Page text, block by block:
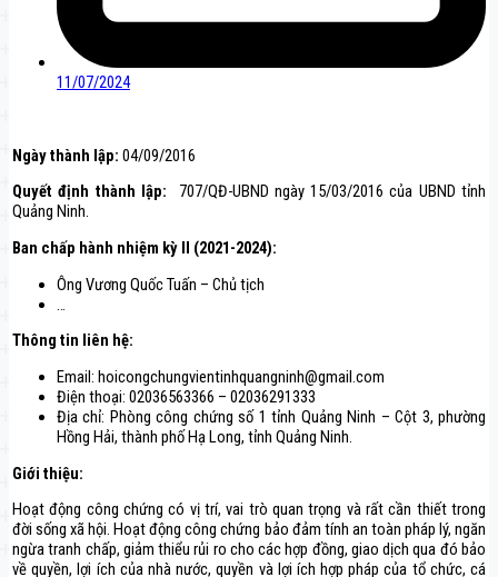
11/07/2024
Ngày thành lập: 04/09/2016
Quyết định thành lập: 707/QĐ-UBND ngày 15/03/2016 của UBND tỉnh
Quảng Ninh.
Ban chấp hành nhiệm kỳ II (2021-2024):
Ông Vương Quốc Tuấn – Chủ tịch
…
Thông tin liên hệ:
Email: hoicongchungvientinhquangninh@gmail.com
Điện thoại: 02036563366 – 02036291333
Địa chỉ: Phòng công chứng số 1 tỉnh Quảng Ninh – Cột 3, phường
Hồng Hải, thành phố Hạ Long, tỉnh Quảng Ninh.
Giới thiệu:
Hoạt động công chứng có vị trí, vai trò quan trọng và rất cần thiết trong
đời sống xã hội. Hoạt động công chứng bảo đảm tính an toàn pháp lý, ngăn
ngừa tranh chấp, giảm thiểu rủi ro cho các hợp đồng, giao dịch qua đó bảo
về quyền, lợi ích của nhà nước, quyền và lợi ích hợp pháp của tổ chức, cá